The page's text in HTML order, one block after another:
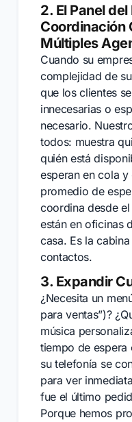
2. El Panel
Coordinación
Múltiples
Cuando su
complejidad de
que los clientes
innecesarias o
necesario.
todos: muestra
quién está
esperan en cola
promedio de
coordina desde
están en oficinas
casa. Es la
contactos.
3. Expandir
¿Necesita un
para ventas”)?
música
tiempo de espera
su telefonía se
para ver
fue el último
Porque hemos